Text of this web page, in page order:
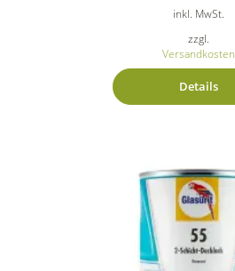
inkl. MwSt.
zzgl.
Versandkosten
Details